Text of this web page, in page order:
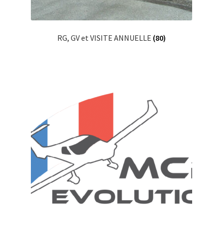
RG, GV et VISITE ANNUELLE (80)